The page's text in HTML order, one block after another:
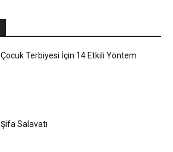
Çocuk Terbiyesi İçin 14 Etkili Yöntem
Şifa Salavatı